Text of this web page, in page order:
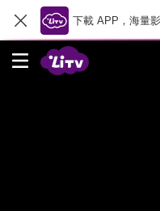
下載 APP，海量